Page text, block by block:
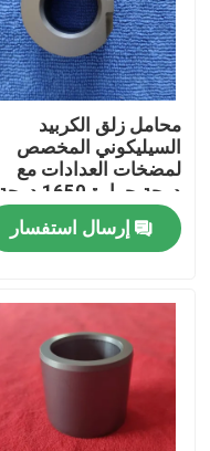
منزل
عرض الواقع الافتراضي
معلومات عنا
محامل زلق الكربيد
السيليكوني المخصص
لمضخات العدادات مع
درجة حرارة 1650 درجة
مئوية أقصى ومقاومة
للتآكل إرسال استفسار